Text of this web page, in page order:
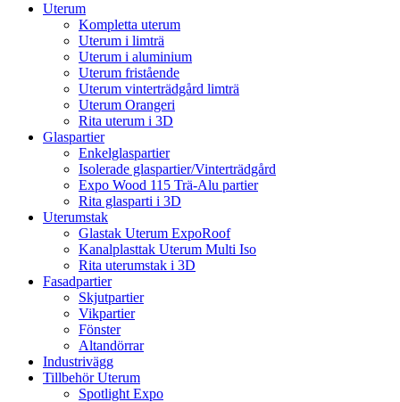
Uterum
Kompletta uterum
Uterum i limträ
Uterum i aluminium
Uterum fristående
Uterum vinterträdgård limträ
Uterum Orangeri
Rita uterum i 3D
Glaspartier
Enkelglaspartier
Isolerade glaspartier/Vinterträdgård
Expo Wood 115 Trä-Alu partier
Rita glasparti i 3D
Uterumstak
Glastak Uterum ExpoRoof
Kanalplasttak Uterum Multi Iso
Rita uterumstak i 3D
Fasadpartier
Skjutpartier
Vikpartier
Fönster
Altandörrar
Industrivägg
Tillbehör Uterum
Spotlight Expo